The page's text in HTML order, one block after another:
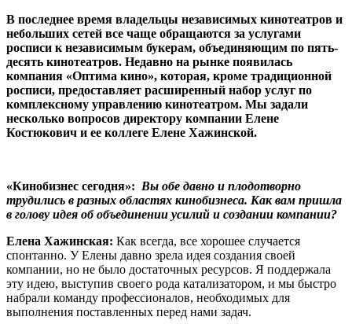
В последнее время владельцы независимых кинотеатров и
небольших сетей все чаще обращаются за услугами
росписи к независимым букерам, объединяющим по пять-
десять кинотеатров. Недавно на рынке появилась
компания «Оптима кино», которая, кроме традиционной
росписи, предоставляет расширенный набор услуг по
комплексному управлению кинотеатром. Мы задали
несколько вопросов директору компании Елене
Костюкович и ее коллеге Елене Хажинской.
«Кинобизнес сегодня»: Вы обе давно и плодотворно
трудились в разных областях кинобизнеса. Как вам пришла
в голову идея об объединении усилий и создании компании?
Елена Хажинская: Как всегда, все хорошее случается
спонтанно. У Елены давно зрела идея создания своей
компании, но не было достаточных ресурсов. Я поддержала
эту идею, выступив своего рода катализатором, и мы быстро
набрали команду профессионалов, необходимых для
выполнения поставленных перед нами задач.